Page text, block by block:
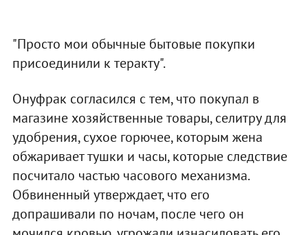
"Просто мои обычные бытовые покупки
присоединили к теракту".
Онуфрак согласился с тем, что покупал в
магазине хозяйственные товары, селитру для
удобрения, сухое горючее, которым жена
обжаривает тушки и часы, которые следствие
посчитало частью часового механизма.
Обвиненный утверждает, что его
допрашивали по ночам, после чего он